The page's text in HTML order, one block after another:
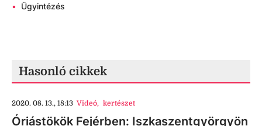
• Ügyintézés
Hasonló cikkek
2020. 08. 13., 18:13 Videó, kertészet
Óriástökök Fejérben: Iszkaszentgyörgyön